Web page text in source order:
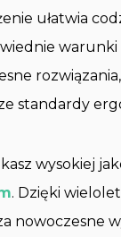
ułatwia
warunki
standardy
wysokiej
. Dzięki
nowoczesne